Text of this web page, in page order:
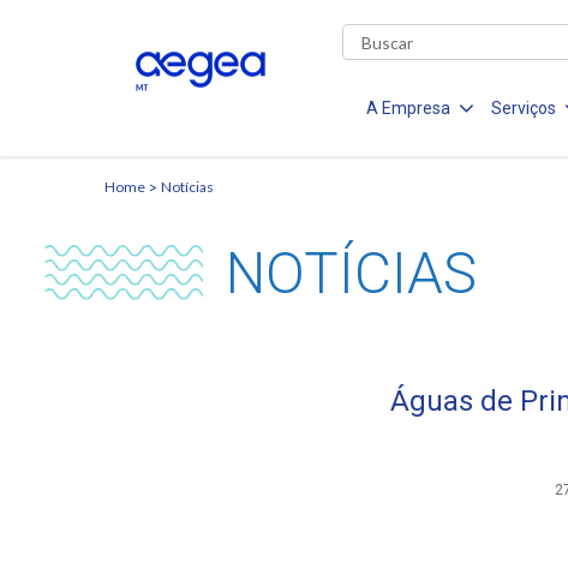
A Empresa Serviços
Home Notícias
NOTÍCIAS
Águas de